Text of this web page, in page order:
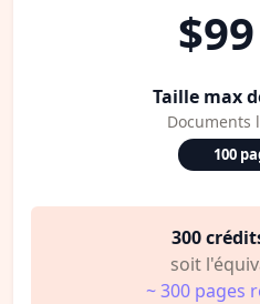
$99
Taille max
Documents
100
300
soit
~ 300 pages